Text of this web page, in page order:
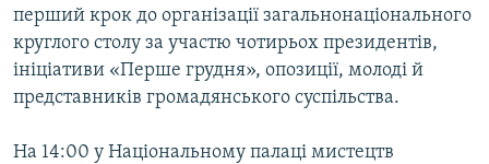
Усі сайти RFE/RL
перший крок до організації загальнонаціонального
круглого столу за участю чотирьох президентів,
ініціативи «Перше грудня», опозиції, молоді й
представників громадянського суспільства.
На 14:00 у Національному палаці мистецтв